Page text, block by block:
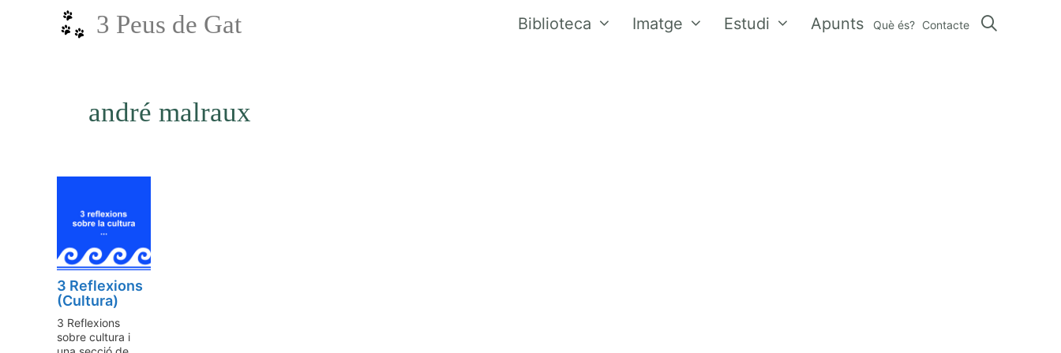
3 Peus de Gat Biblioteca Imatge Estudi Apunts Què és? Contacte
andré malraux
3 Reflexions
(Cultura)
3 Reflexions
sobre cultura i